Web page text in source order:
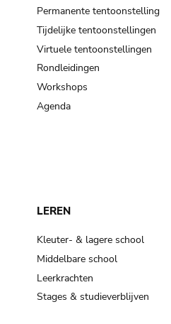
Permanente tentoonstelling
Tijdelijke tentoonstellingen
Virtuele tentoonstellingen
Rondleidingen
Workshops
Agenda
LEREN
Kleuter- & lagere school
Middelbare school
Leerkrachten
Stages & studieverblijven